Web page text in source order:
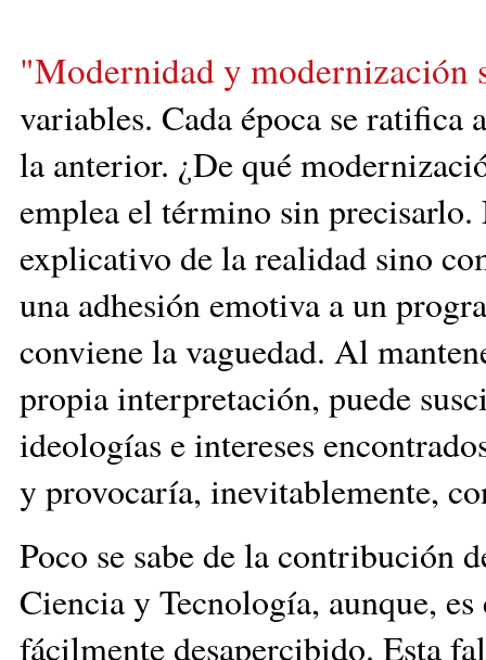
"Modernidad y modernización
variables. Cada época se ratifica
la anterior. ¿De qué
emplea el término sin precisarlo.
explicativo de la realidad sino
una adhesión emotiva a un
conviene la vaguedad. Al
propia interpretación, puede
ideologías e intereses
y provocaría, inevitablemente,
Poco se sabe de la contribución
Ciencia y Tecnología, aunque,
fácilmente desapercibido. Esta